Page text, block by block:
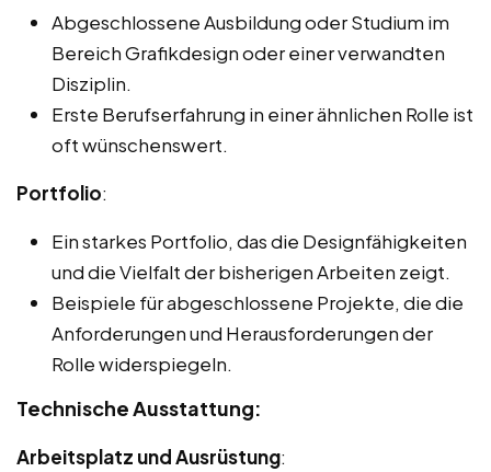
Abgeschlossene Ausbildung oder Studium im
Bereich Grafikdesign oder einer verwandten
Disziplin.
Erste Berufserfahrung in einer ähnlichen Rolle ist
oft wünschenswert.
Portfolio:
Ein starkes Portfolio, das die Designfähigkeiten
und die Vielfalt der bisherigen Arbeiten zeigt.
Beispiele für abgeschlossene Projekte, die die
Anforderungen und Herausforderungen der
Rolle widerspiegeln.
Technische Ausstattung:
Arbeitsplatz und Ausrüstung: